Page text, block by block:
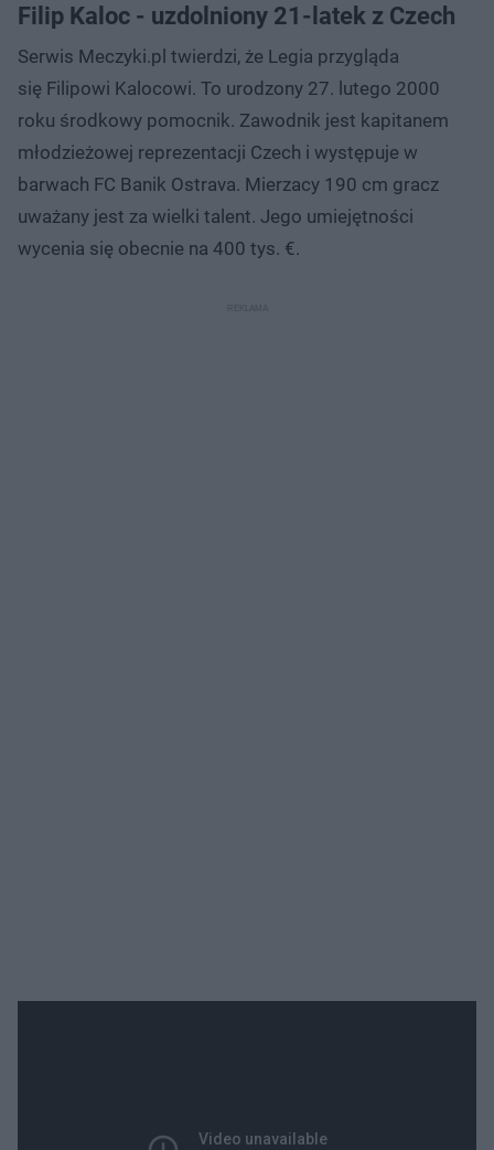
Filip Kaloc - uzdolniony 21-latek z Czech
Serwis Meczyki.pl twierdzi, że Legia przygląda
się Filipowi Kalocowi. To urodzony 27. lutego 2000
roku środkowy pomocnik. Zawodnik jest kapitanem
młodzieżowej reprezentacji Czech i występuje w
barwach FC Banik Ostrava. Mierzacy 190 cm gracz
uważany jest za wielki talent. Jego umiejętności
wycenia się obecnie na 400 tys. €.